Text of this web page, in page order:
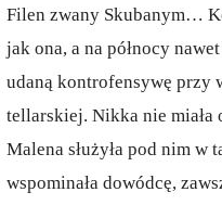
Filen zwany Skubanym…
jak ona, a na północy
udaną kontrofensywę przy
tellarskiej. Nikka nie miała
Malena służyła pod nim w
wspominała dowódcę,